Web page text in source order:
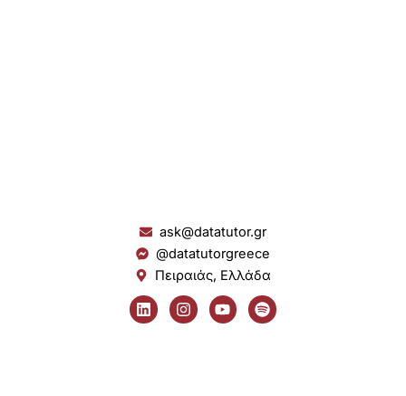
ask@datatutor.gr
@datatutorgreece
Πειραιάς, Ελλάδα
L
i
n
I
n
s
Y
o
u
S
p
o